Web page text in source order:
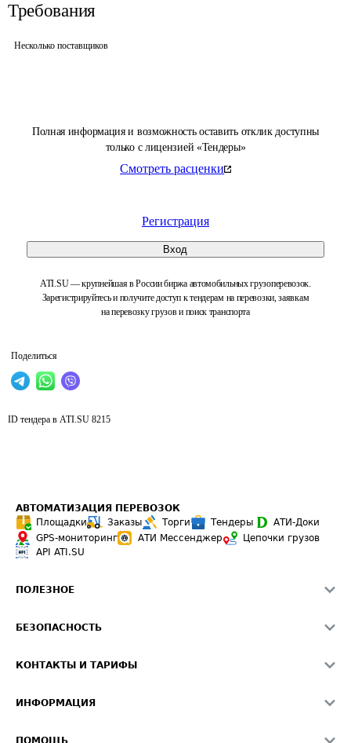
Полная информация и возможность оставить отклик доступны
только с лицензией «Тендеры»
Смотреть расценки
Регистрация
Вход
ATI.SU — крупнейшая в России биржа автомобильных грузоперевозок.
Зарегистрируйтесь и получите доступ к тендерам на перевозки, заявкам
на перевозку грузов и поиск транспорта
Поделиться
Требования
Несколько поставщиков
ID тендера в ATI.SU 8215
АВТОМАТИЗАЦИЯ ПЕРЕВОЗОК
Площадки
Заказы Торги Тендеры
АТИ-Доки
GPS-мониторинг
АТИ Мессенджер
Цепочки грузов
API ATI.SU
ПОЛЕЗНОЕ
Звезды ATI.SU на вашем сайте
Средние ставки
БЕЗОПАСНОСТЬ
Светофор+
О формировании Паспорта
КОНТАКТЫ И ТАРИФЫ
Реклама на сайте
ИНФОРМАЦИЯ
ПОМОЩЬ